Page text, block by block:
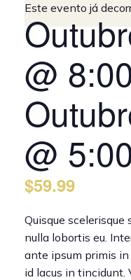
Este evento já
@
@
$59.99
Quisque
nulla lobortis eu.
ante ipsum primis
id lacus in tincidunt.